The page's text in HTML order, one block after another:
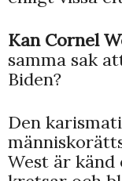
Kan Cornel
samma sak
Biden?
Den
West är